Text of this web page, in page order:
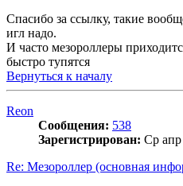
Спасибо за ссылку, такие
игл надо.
И часто мезороллеры
быстро тупятся
Вернуться к началу
Reon
Сообщения: 538
Зарегистрирован: Ср апр
Re: Мезороллер (основная